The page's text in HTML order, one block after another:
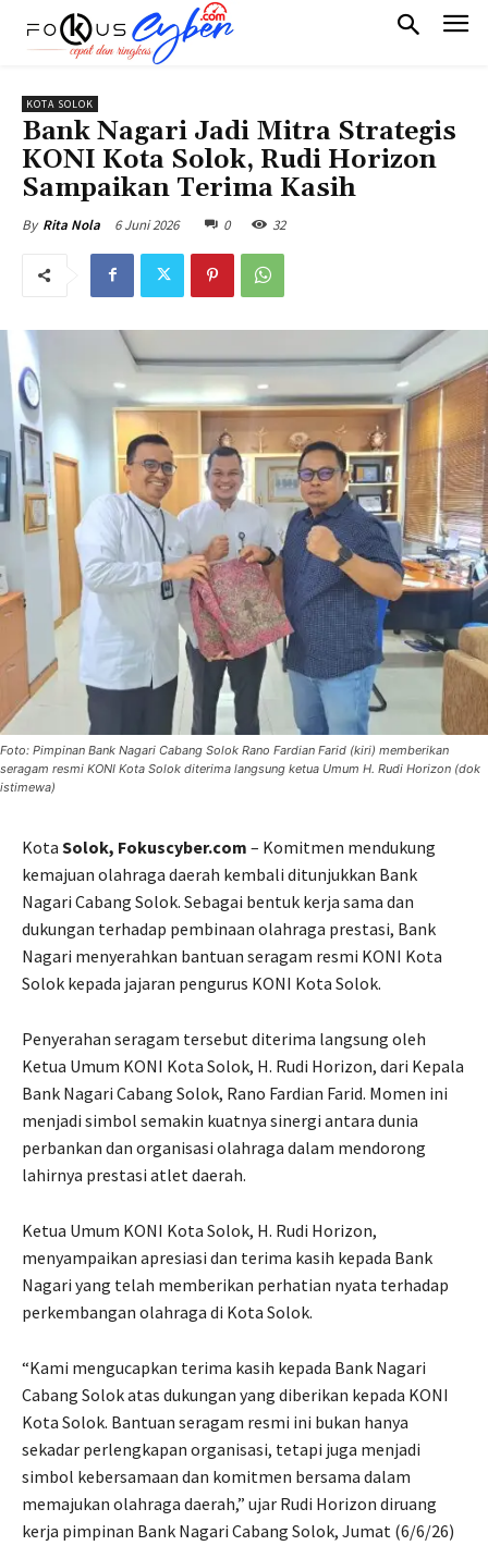
KOTA SOLOK
Bank Nagari Jadi Mitra Strategis
KONI Kota Solok, Rudi Horizon
Sampaikan Terima Kasih
By Rita Nola 6 Juni 2026 0 32
Foto: Pimpinan Bank Nagari Cabang Solok Rano Fardian Farid (kiri) memberikan
seragam resmi KONI Kota Solok diterima langsung ketua Umum H. Rudi Horizon (dok
istimewa)
Kota Solok, Fokuscyber.com – Komitmen mendukung
kemajuan olahraga daerah kembali ditunjukkan Bank
Nagari Cabang Solok. Sebagai bentuk kerja sama dan
dukungan terhadap pembinaan olahraga prestasi, Bank
Nagari menyerahkan bantuan seragam resmi KONI Kota
Solok kepada jajaran pengurus KONI Kota Solok.
Penyerahan seragam tersebut diterima langsung oleh
Ketua Umum KONI Kota Solok, H. Rudi Horizon, dari Kepala
Bank Nagari Cabang Solok, Rano Fardian Farid. Momen ini
menjadi simbol semakin kuatnya sinergi antara dunia
perbankan dan organisasi olahraga dalam mendorong
lahirnya prestasi atlet daerah.
Ketua Umum KONI Kota Solok, H. Rudi Horizon,
menyampaikan apresiasi dan terima kasih kepada Bank
Nagari yang telah memberikan perhatian nyata terhadap
perkembangan olahraga di Kota Solok.
“Kami mengucapkan terima kasih kepada Bank Nagari
Cabang Solok atas dukungan yang diberikan kepada KONI
Kota Solok. Bantuan seragam resmi ini bukan hanya
sekadar perlengkapan organisasi, tetapi juga menjadi
simbol kebersamaan dan komitmen bersama dalam
memajukan olahraga daerah,” ujar Rudi Horizon diruang
kerja pimpinan Bank Nagari Cabang Solok, Jumat (6/6/26)